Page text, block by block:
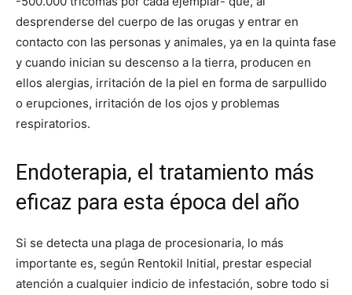
desprenderse del cuerpo de las orugas y entrar en
contacto con las personas y animales, ya en la quinta fase
y cuando inician su descenso a la tierra, producen en
ellos alergias, irritación de la piel en forma de sarpullido
o erupciones, irritación de los ojos y problemas
respiratorios.
Endoterapia, el tratamiento más
eficaz para esta época del año
Si se detecta una plaga de procesionaria, lo más
importante es, según Rentokil Initial, prestar especial
atención a cualquier indicio de infestación, sobre todo si